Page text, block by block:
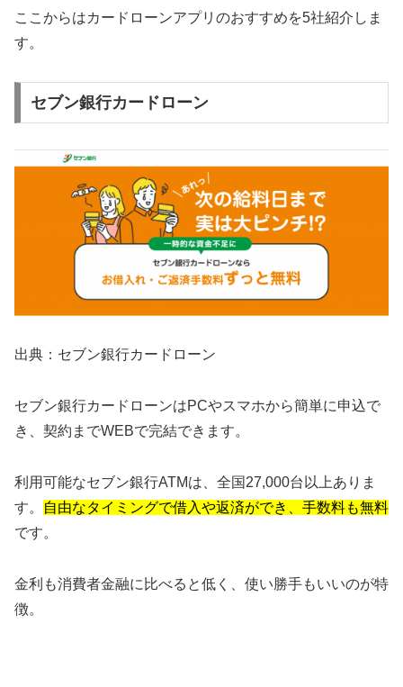
ここからはカードローンアプリのおすすめを5社紹介しま
す。
セブン銀行カードローン
出典：セブン銀行カードローン
セブン銀行カードローンはPCやスマホから簡単に申込で
き、契約までWEBで完結できます。
利用可能なセブン銀行ATMは、全国27,000台以上ありま
す。
自由なタイミングで借入や返済ができ、手数料も無料
です。
金利も消費者金融に比べると低く、使い勝手もいいのが特
徴。